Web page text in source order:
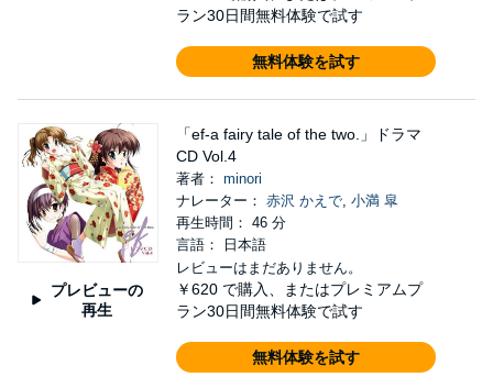
ラン30日間無料体験で試す
無料体験を試す
プレビューの
再生
「ef-a fairy tale of the two.」ドラマ
CD Vol.4
著者： minori
ナレーター： 赤沢 かえで, 小満 皐
再生時間： 46 分
言語： 日本語
レビューはまだありません。
￥620 で購入、またはプレミアムプ
ラン30日間無料体験で試す
無料体験を試す